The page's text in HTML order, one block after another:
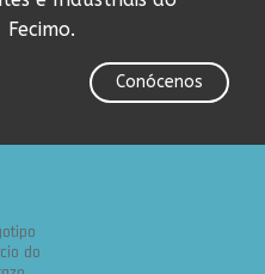
Conócenos